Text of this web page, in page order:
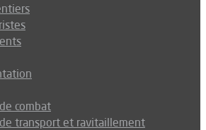
combat
transport et ravitaillement